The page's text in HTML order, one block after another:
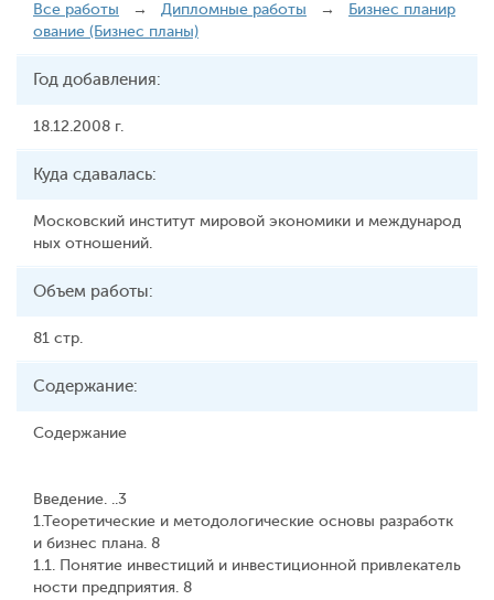
Все работы → Дипломные работы →
Бизнес планир
ование (Бизнес планы)
Год добавления:
18.12.2008 г.
Куда сдавалась:
Московский институт мировой экономики и международ
ных отношений.
Объем работы:
81 стр.
Содержание:
Содержание
Введение. ..3
1.Теоретические и методологические основы разработк
и бизнес плана. 8
1.1. Понятие инвестиций и инвестиционной привлекатель
ности предприятия. 8